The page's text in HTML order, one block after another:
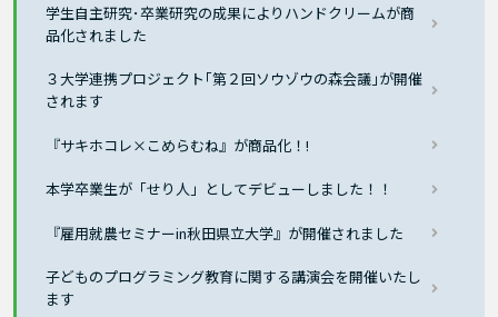
学生自主研究･卒業研究の成果によりハンドクリームが商
品化されました
３大学連携プロジェクト｢第２回ソウゾウの森会議｣が開催
されます
『サキホコレ×こめらむね』が商品化！!
本学卒業生が「せり人」としてデビューしました！！
『雇用就農セミナーin秋田県立大学』が開催されました
子どものプログラミング教育に関する講演会を開催いたし
ます